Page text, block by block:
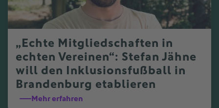
„Echte Mitgliedschaften in
echten Vereinen“: Stefan Jähne
will den Inklusionsfußball in
Brandenburg etablieren
Mehr erfahren